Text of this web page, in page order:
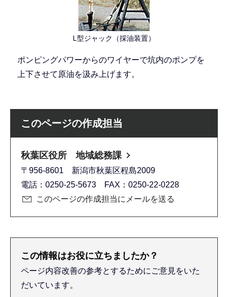
L型ジャック（採油装置）
ポンピングパワーからのワイヤーで坑内のポンプを
上下させて原油を汲み上げます。
このページの作成担当
秋葉区役所 地域総務課
〒956-8601 新潟市秋葉区程島2009
電話：0250-25-5673 FAX：0250-22-0228
このページの作成担当にメールを送る
この情報はお役に立ちましたか？
ページ内容改善の参考とするためにご意見をいた
だいています。